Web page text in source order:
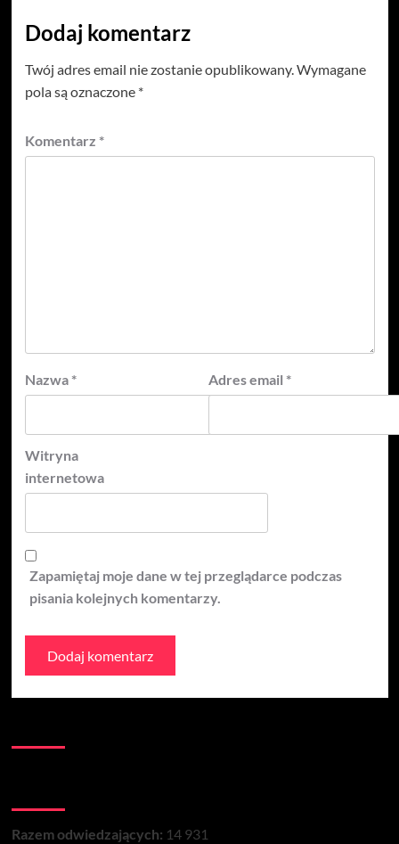
Dodaj komentarz
Twój adres email nie zostanie opublikowany.Wymagane
pola są oznaczone *
Komentarz *
Nazwa * Adres email *
Witryna
internetowa
Zapamiętaj moje dane w tej przeglądarce podczas
pisania kolejnych komentarzy.
Razem odwiedzających: 14 931